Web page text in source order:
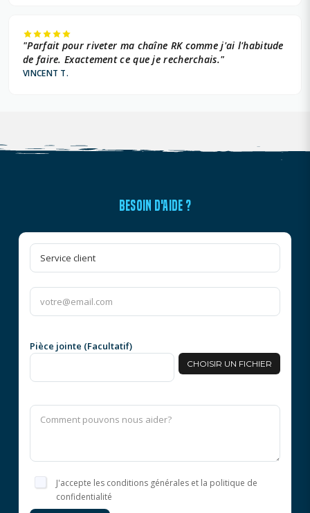
"Parfait pour riveter ma chaîne RK comme j'ai l'habitude
de faire. Exactement ce que je recherchais."
VINCENT T.
BESOIN D'AIDE ?
Pièce jointe (Facultatif)
CHOISIR UN FICHIER
J'accepte les conditions générales et la politique de
confidentialité